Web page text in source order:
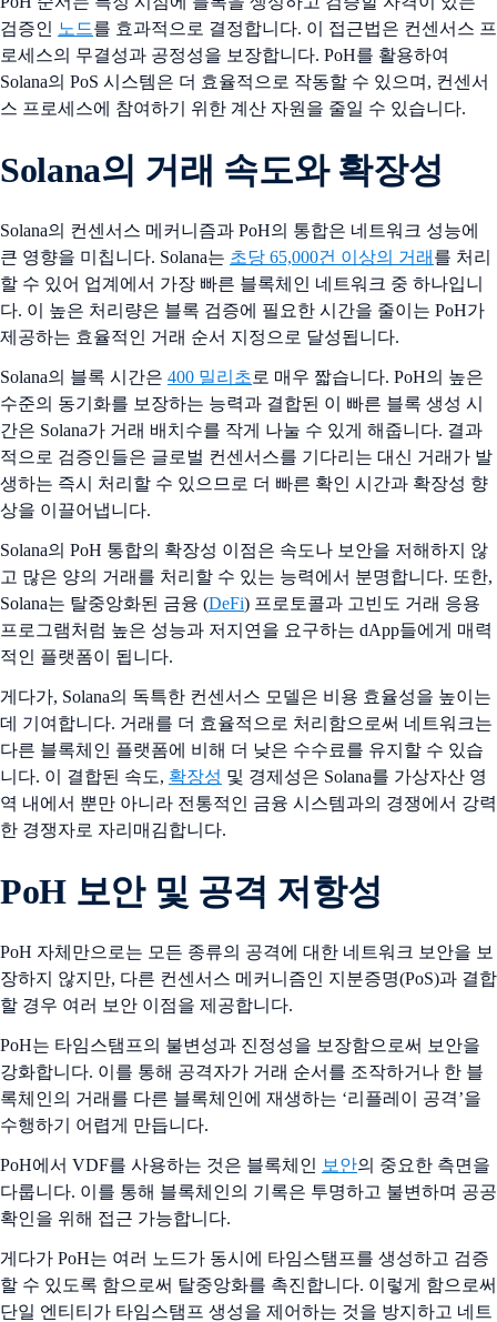
검증인 노드를 효과적으로 결정합니다. 이 접근법은 컨센서스 프
로세스의 무결성과 공정성을 보장합니다. PoH를 활용하여
Solana의 PoS 시스템은 더 효율적으로 작동할 수 있으며, 컨센서
스 프로세스에 참여하기 위한 계산 자원을 줄일 수 있습니다.
Solana의 거래 속도와 확장성
Solana의 컨센서스 메커니즘과 PoH의 통합은 네트워크 성능에
큰 영향을 미칩니다. Solana는 초당 65,000건 이상의 거래 를 처리
할 수 있어 업계에서 가장 빠른 블록체인 네트워크 중 하나입니
다. 이 높은 처리량은 블록 검증에 필요한 시간을 줄이는 PoH가
제공하는 효율적인 거래 순서 지정으로 달성됩니다.
Solana의 블록 시간은 400 밀리초 로 매우 짧습니다. PoH의 높은
수준의 동기화를 보장하는 능력과 결합된 이 빠른 블록 생성 시
간은 Solana가 거래 배치수를 작게 나눌 수 있게 해줍니다. 결과
적으로 검증인들은 글로벌 컨센서스를 기다리는 대신 거래가 발
생하는 즉시 처리할 수 있으므로 더 빠른 확인 시간과 확장성 향
상을 이끌어냅니다.
Solana의 PoH 통합의 확장성 이점은 속도나 보안을 저해하지 않
고 많은 양의 거래를 처리할 수 있는 능력에서 분명합니다. 또한,
Solana는 탈중앙화된 금융 (DeFi) 프로토콜과 고빈도 거래 응용
프로그램처럼 높은 성능과 저지연을 요구하는 dApp들에게 매력
적인 플랫폼이 됩니다.
게다가, Solana의 독특한 컨센서스 모델은 비용 효율성을 높이는
데 기여합니다. 거래를 더 효율적으로 처리함으로써 네트워크는
다른 블록체인 플랫폼에 비해 더 낮은 수수료를 유지할 수 있습
니다. 이 결합된 속도, 확장성 및 경제성은 Solana를 가상자산 영
역 내에서 뿐만 아니라 전통적인 금융 시스템과의 경쟁에서 강력
한 경쟁자로 자리매김합니다.
PoH 보안 및 공격 저항성
PoH 자체만으로는 모든 종류의 공격에 대한 네트워크 보안을 보
장하지 않지만, 다른 컨센서스 메커니즘인 지분증명(PoS)과 결합
할 경우 여러 보안 이점을 제공합니다.
PoH는 타임스탬프의 불변성과 진정성을 보장함으로써 보안을
강화합니다. 이를 통해 공격자가 거래 순서를 조작하거나 한 블
록체인의 거래를 다른 블록체인에 재생하는 ‘리플레이 공격’을
수행하기 어렵게 만듭니다.
PoH에서 VDF를 사용하는 것은 블록체인 보안의 중요한 측면을
다룹니다. 이를 통해 블록체인의 기록은 투명하고 불변하며 공공
확인을 위해 접근 가능합니다.
게다가 PoH는 여러 노드가 동시에 타임스탬프를 생성하고 검증
할 수 있도록 함으로써 탈중앙화를 촉진합니다. 이렇게 함으로써
단일 엔티티가 타임스탬프 생성을 제어하는 것을 방지하고 네트